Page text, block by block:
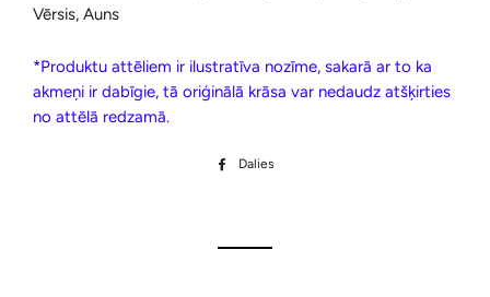
Vērsis, Auns
*Produktu attēliem ir ilustratīva nozīme, sakarā ar to ka
akmeņi ir dabīgie, tā oriģinālā krāsa var nedaudz atšķirties
no attēlā redzamā.
Dalies